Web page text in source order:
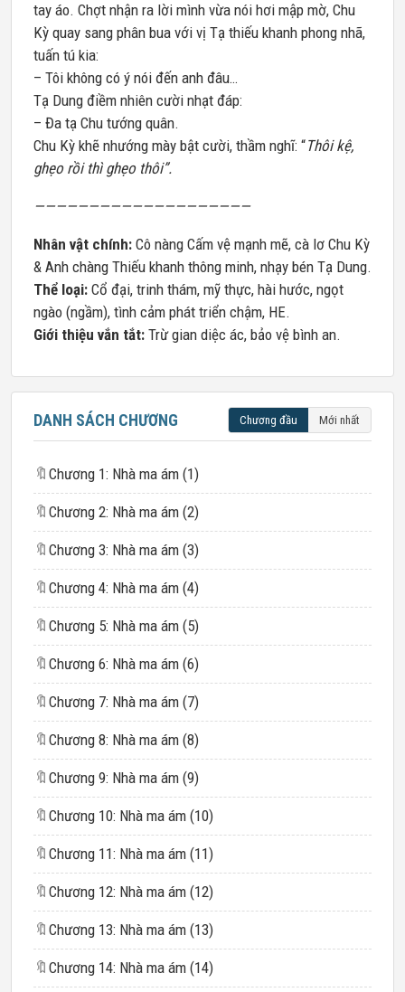
tay áo. Chợt nhận ra lời mình vừa nói hơi mập mờ, Chu
Kỳ quay sang phân bua với vị Tạ thiếu khanh phong nhã,
tuấn tú kia:
​– Tôi không có ý nói đến anh đâu…
​Tạ Dung điềm nhiên cười nhạt đáp:
​– Đa tạ Chu tướng quân.
​Chu Kỳ khẽ nhướng mày bật cười, thầm nghĩ: “Thôi kệ,
ghẹo rồi thì ghẹo thôi”.
————————————————————
Nhân vật chính: Cô nàng Cấm vệ mạnh mẽ, cà lơ Chu Kỳ
& Anh chàng Thiếu khanh thông minh, nhạy bén Tạ Dung.
Thể loại: Cổ đại, trinh thám, mỹ thực, hài hước, ngọt
ngào (ngầm), tình cảm phát triển chậm, HE.
Giới thiệu vắn tắt: Trừ gian diệc ác, bảo vệ bình an.
DANH SÁCH CHƯƠNG Chương đầu Mới nhất
🔖 Chương 1: Nhà ma ám (1)
🔖 Chương 2: Nhà ma ám (2)
🔖 Chương 3: Nhà ma ám (3)
🔖 Chương 4: Nhà ma ám (4)
🔖 Chương 5: Nhà ma ám (5)
🔖 Chương 6: Nhà ma ám (6)
🔖 Chương 7: Nhà ma ám (7)
🔖 Chương 8: Nhà ma ám (8)
🔖 Chương 9: Nhà ma ám (9)
🔖 Chương 10: Nhà ma ám (10)
🔖 Chương 11: Nhà ma ám (11)
🔖 Chương 12: Nhà ma ám (12)
🔖 Chương 13: Nhà ma ám (13)
🔖 Chương 14: Nhà ma ám (14)